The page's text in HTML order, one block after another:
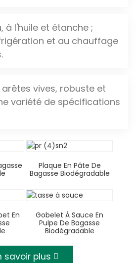
à l'huile et étanche ;
et au chauffage
vives, robuste et
variété de spécifications
Plaque En Pâte De
Bagasse Biodégradable
En
Gobelet À Sauce En
Pulpe De Bagasse
Biodégradable
savoir plus